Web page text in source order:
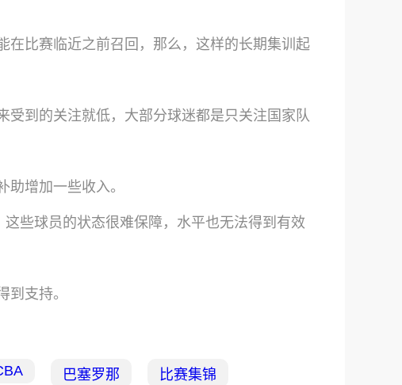
在比赛临近之前召回，那么，这样的长期集训起
到的关注就低，大部分球迷都是只关注国家队
增加一些收入。
些球员的状态很难保障，水平也无法得到有效
支持。
巴塞罗那 比赛集锦